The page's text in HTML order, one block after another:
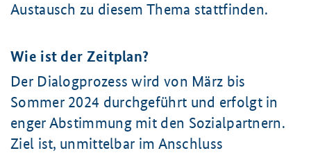
Austausch zu diesem Thema stattfinden.
Wie ist der Zeitplan?
Der Dialogprozess wird von März bis
Sommer 2024 durchgeführt und erfolgt in
enger Abstimmung mit den Sozialpartnern.
Ziel ist, unmittelbar im Anschluss